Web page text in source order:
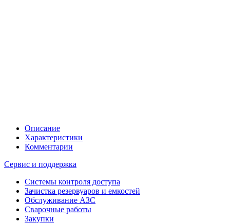
Описание
Характеристики
Комментарии
Сервис и поддержка
Системы контроля доступа
Зачистка резервуаров и емкостей
Обслуживание АЗС
Сварочные работы
Закупки